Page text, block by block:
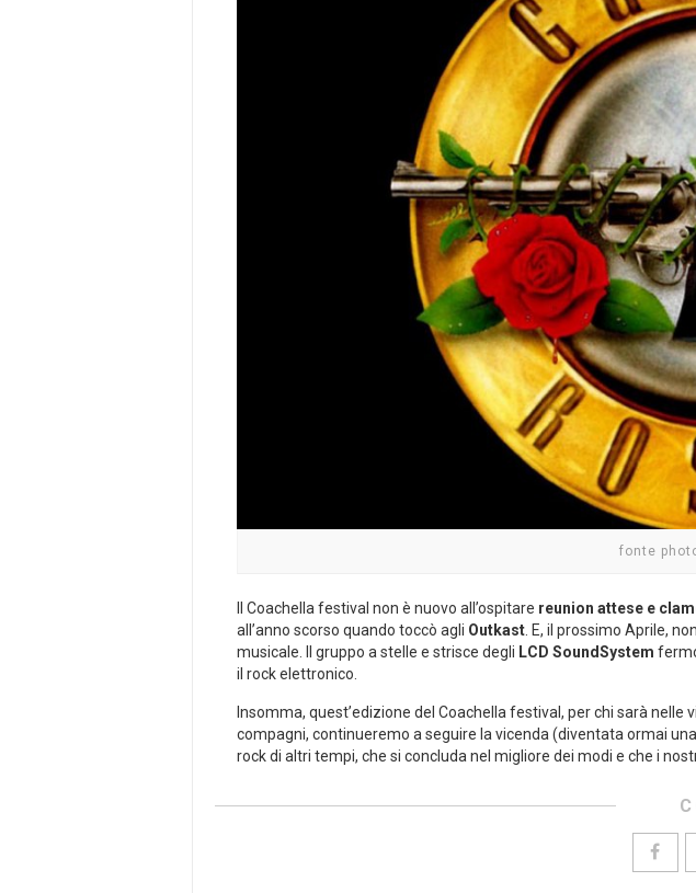
fonte
Il Coachella festival non è nuovo all’ospitare reunion attese e
all’anno scorso quando toccò agli Outkast. E, il prossimo Aprile,
musicale. Il gruppo a stelle e strisce degli LCD SoundSystem
il rock elettronico.
Insomma, quest’edizione del Coachella festival, per chi sarà nelle
compagni, continueremo a seguire la vicenda (diventata ormai
rock di altri tempi, che si concluda nel migliore dei modi e che i